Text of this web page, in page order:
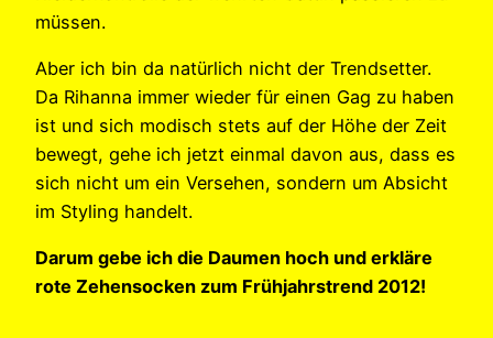
müssen.
Aber ich bin da natürlich nicht der Trendsetter.
Da Rihanna immer wieder für einen Gag zu haben
ist und sich modisch stets auf der Höhe der Zeit
bewegt, gehe ich jetzt einmal davon aus, dass es
sich nicht um ein Versehen, sondern um Absicht
im Styling handelt.
Darum gebe ich die Daumen hoch und erkläre
rote Zehensocken zum Frühjahrstrend 2012!